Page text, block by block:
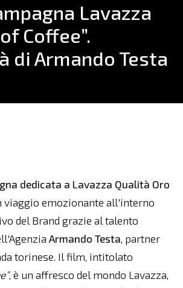
Lavazza
Coffee”.
di Armando Testa
dedicata a Lavazza Qualità Oro
viaggio emozionante all'interno
del Brand grazie al talento
Armando Testa, partner
torinese. Il film, intitolato
, è un affresco del mondo Lavazza,